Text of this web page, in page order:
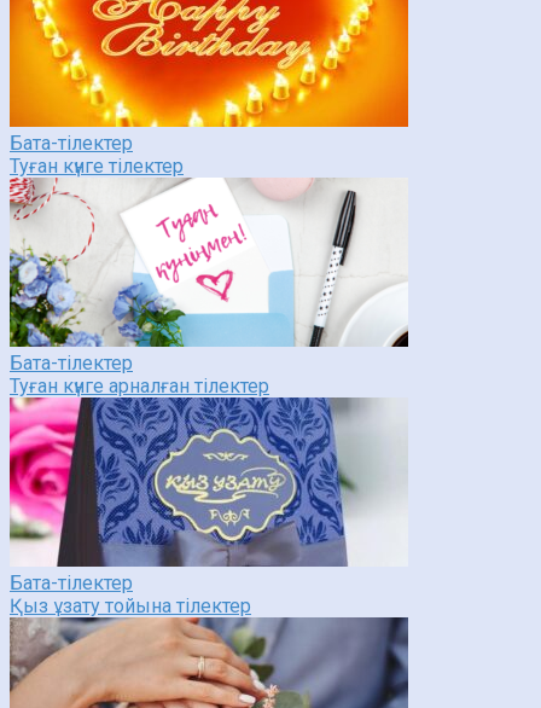
Бата-тілектер
Туған күнге тілектер
Бата-тілектер
Туған күнге арналған тілектер
Бата-тілектер
Қыз ұзату тойына тілектер